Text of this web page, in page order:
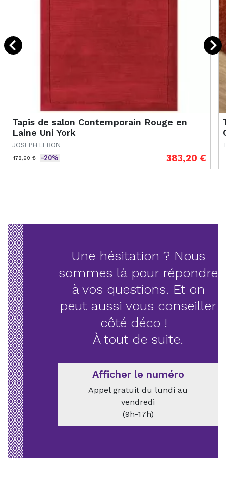
Tapis de salon Contemporain Rouge en
Laine Uni York
JOSEPH LEBON
Prix de base
479,00 €
Prix -20% 383,20 €
Une hésitation ? Nous
sommes là pour répondre
à vos questions. Et on
peut aussi vous conseiller
côté déco !
À tout de suite.
Afficher le numéro
Appel gratuit du lundi au
vendredi
(9h-17h)